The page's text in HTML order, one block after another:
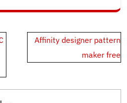
Affinity designer pattern
maker free